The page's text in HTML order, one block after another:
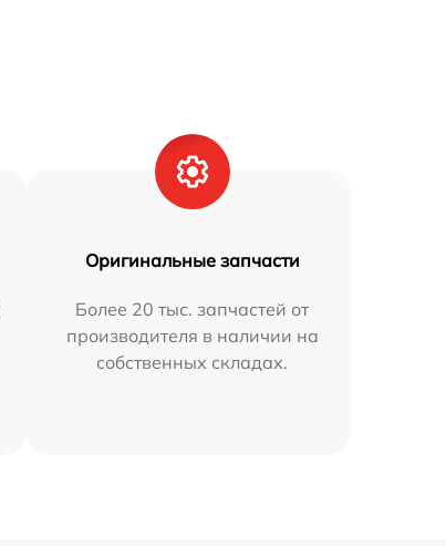
Оригинальные запчасти
Более 20 тыс. запчастей от
производителя в наличии на
собственных складах.